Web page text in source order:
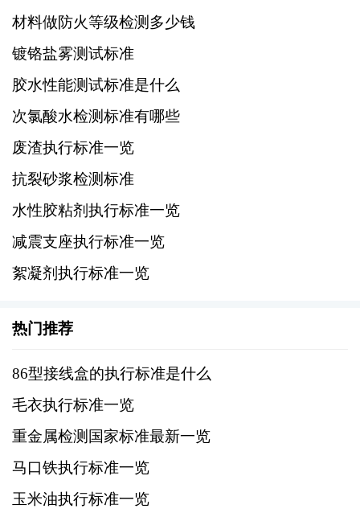
ISO 9227:2012《涂装涂料和相关涂层—腐蚀
防护涂层—盐雾性能的测定》
2、中国国家标准：
GB/T 10125-2012《人造气氛腐蚀试验 盐雾
试验》
求、样品制备、试验条件、结果评估等内容。
五、盐雾试验的设备
盐雾试验通常在专门的盐雾试验箱中进行，该
设备应满足以下要求：
1、喷雾系统：能够均匀喷雾，确保样品表面充
分接触盐雾。
2、温度控制：能够精确控制试验箱内的温度。
材料做防火等级检测多少钱
镀铬盐雾测试标准
胶水性能测试标准是什么
次氯酸水检测标准有哪些
废渣执行标准一览
抗裂砂浆检测标准
水性胶粘剂执行标准一览
减震支座执行标准一览
絮凝剂执行标准一览
热门推荐
86型接线盒的执行标准是什么
毛衣执行标准一览
重金属检测国家标准最新一览
马口铁执行标准一览
玉米油执行标准一览